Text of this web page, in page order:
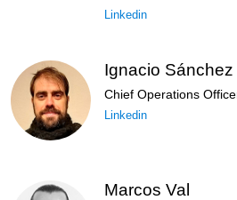
Linkedin
Ignacio Sánchez
Chief Operations
Linkedin
Marcos Val